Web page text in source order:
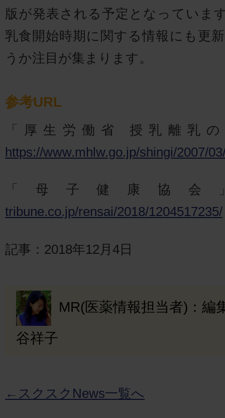
版が発表される予定となっていま
乳食開始時期に関する情報にも更
うか注目が集まります。
参考URL
「厚生労働省 授乳離乳
https://www.mhlw.go.jp/shingi/2007/
「母子健康協会
tribune.co.jp/rensai/2018/1204517235/
記事：2018年12月4日
MR(医薬情報担当者)：編
谷祥子
←スクスクNews一覧へ